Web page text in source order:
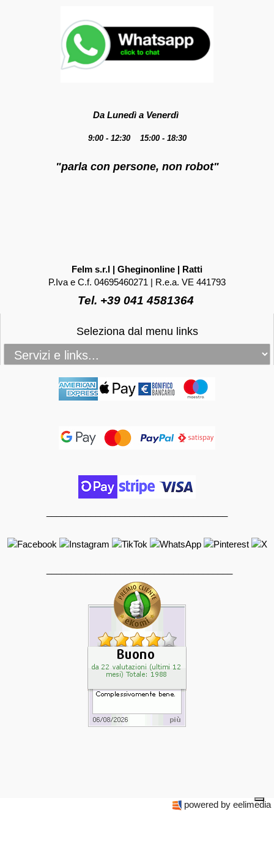
Da Lunedì a Venerdì
9:00 - 12:30 15:00 - 18:30
"parla con persone, non robot"
Felm s.r.l | Gheginonline | Ratti
P.Iva e C.f. 04695460271 | R.e.a. VE 441793
Tel. +39 041 4581364
Seleziona dal menu links
powered by eelimedia